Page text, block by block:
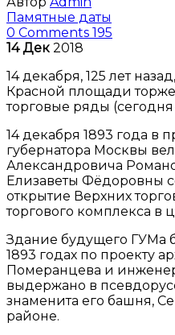
Памятные даты
0 Comments 195
14 Дек 2018
14 декабря, 125 лет
Красной площади
торговые ряды
14 декабря 1893 года в
губернатора Москвы
Александровича
Елизаветы Фёдоровны
открытие Верхних
торгового комплекса в
Здание будущего ГУМа
1893 годах по проекту
Померанцева и
выдержано в
знаменита его башня,
районе.